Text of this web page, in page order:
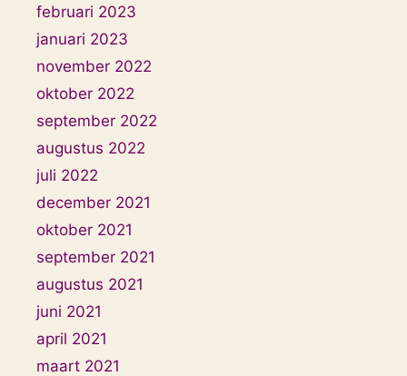
februari 2023
januari 2023
november 2022
oktober 2022
september 2022
augustus 2022
juli 2022
december 2021
oktober 2021
september 2021
augustus 2021
juni 2021
april 2021
maart 2021